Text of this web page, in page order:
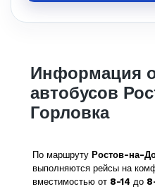
Информация
автобусов
Горловка
По маршруту Ростов-на-
выполняются рейсы на
вместимостью от 8-14 до